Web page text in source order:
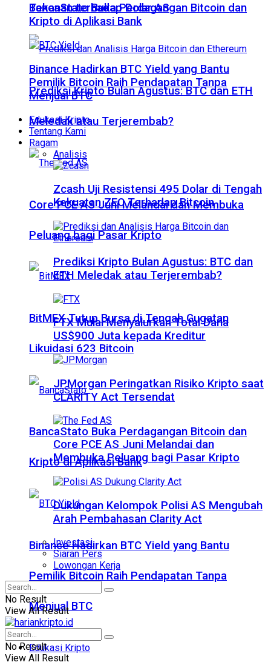
Tekanan terhadap Dolar AS
Prediksi Kripto Bulan Agustus: BTC dan ETH
Meledak atau Terjerembab?
Core PCE AS Juni Melandai dan Membuka
Peluang bagi Pasar Kripto
BitMEX Tutup Bursa di Tengah Gugatan
Likuidasi 623 Bitcoin
BancaStato Buka Perdagangan Bitcoin dan
Kripto di Aplikasi Bank
Binance Hadirkan BTC Yield yang Bantu
Pemilik Bitcoin Raih Pendapatan Tanpa
Menjual BTC
Edukasi Kripto
BancaStato Buka Perdagangan Bitcoin dan
Kripto di Aplikasi Bank
Binance Hadirkan BTC Yield yang Bantu
Pemilik Bitcoin Raih Pendapatan Tanpa
Menjual BTC
Edukasi Kripto
Tentang Kami
Ragam
Analisis
Zcash Uji Resistensi 495 Dolar di Tengah
Kekuatan ZEC Terhadap Bitcoin
Prediksi Kripto Bulan Agustus: BTC dan
ETH Meledak atau Terjerembab?
FTX Mulai Menyalurkan Total Dana
US$900 Juta kepada Kreditur
JPMorgan Peringatkan Risiko Kripto saat
CLARITY Act Tersendat
Core PCE AS Juni Melandai dan
Membuka Peluang bagi Pasar Kripto
Dukungan Kelompok Polisi AS Mengubah
Arah Pembahasan Clarity Act
Investasi
Siaran Pers
Lowongan Kerja
No Result
View All Result
No Result
View All Result